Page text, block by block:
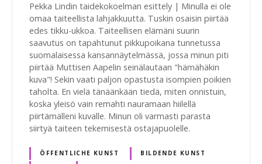
Pekka Lindin taidekokoelman esittely | Minulla ei ole
omaa taiteellista lahjakkuutta. Tuskin osaisin piirtää
edes tikku-ukkoa. Taiteellisen elämäni suurin
saavutus on tapahtunut pikkupoikana tunnetussa
suomalaisessa kansannäytelmässä, jossa minun piti
piirtää Muttisen Aapelin seinälautaan "hämähäkin
kuva"! Sekin vaati paljon opastusta isompien poikien
taholta. En vielä tänäänkään tiedä, miten onnistuin,
koska yleisö vain remahti nauramaan hiilellä
piirtämälleni kuvalle. Minun oli varmasti parasta
siirtyä taiteen tekemisestä ostajapuolelle.
ÖFFENTLICHE KUNST
BILDENDE KUNST